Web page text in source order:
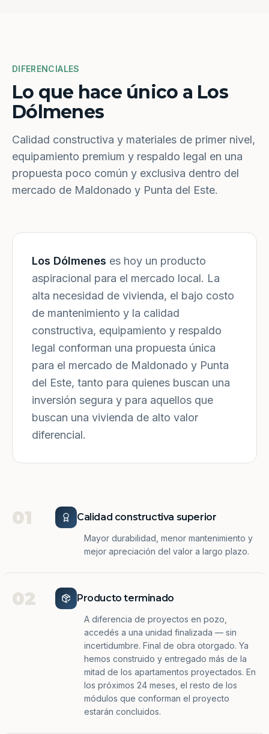
DIFERENCIALES
Lo que hace único a Los
Dólmenes
Calidad constructiva y materiales de primer nivel,
equipamiento premium y respaldo legal en una
propuesta poco común y exclusiva dentro del
mercado de Maldonado y Punta del Este.
Los Dólmenes es hoy un producto
aspiracional para el mercado local. La
alta necesidad de vivienda, el bajo costo
de mantenimiento y la calidad
constructiva, equipamiento y respaldo
legal conforman una propuesta única
para el mercado de Maldonado y Punta
del Este, tanto para quienes buscan una
inversión segura y para aquellos que
buscan una vivienda de alto valor
diferencial.
01 Calidad constructiva superior
Mayor durabilidad, menor mantenimiento y
mejor apreciación del valor a largo plazo.
02 Producto terminado
A diferencia de proyectos en pozo,
accedés a una unidad finalizada — sin
incertidumbre. Final de obra otorgado. Ya
hemos construido y entregado más de la
mitad de los apartamentos proyectados. En
los próximos 24 meses, el resto de los
módulos que conforman el proyecto
estarán concluidos.